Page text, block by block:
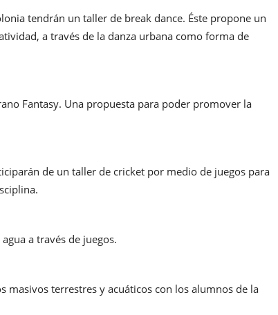
tendrán un taller de break dance. Éste propone un
a través de la danza urbana como forma de
Fantasy. Una propuesta para poder promover la
de un taller de cricket por medio de juegos para
a través de juegos.
masivos terrestres y acuáticos con los alumnos de la